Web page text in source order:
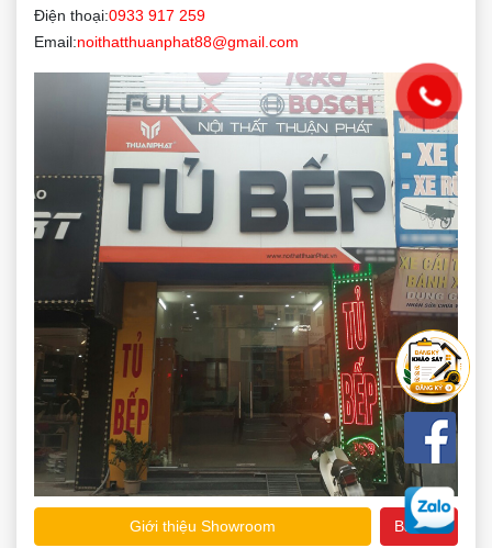
Điện thoại:0933 917 259
Email:noithatthuanphat88@gmail.com
Giới thiệu Showroom Bản đồ